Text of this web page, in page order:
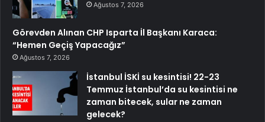
Ağustos 7, 2026
Görevden Alınan CHP Isparta İl Başkanı Karaca:
“Hemen Geçiş Yapacağız”
Ağustos 7, 2026
İstanbul İSKİ su kesintisi! 22-23
Temmuz İstanbul’da su kesintisi ne
zaman bitecek, sular ne zaman
gelecek?